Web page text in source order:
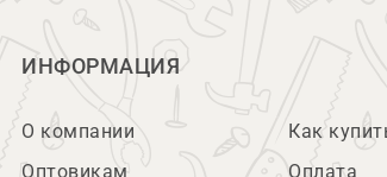
ИНФОРМАЦИЯ
О компании
Оптовикам
Как
Оплата